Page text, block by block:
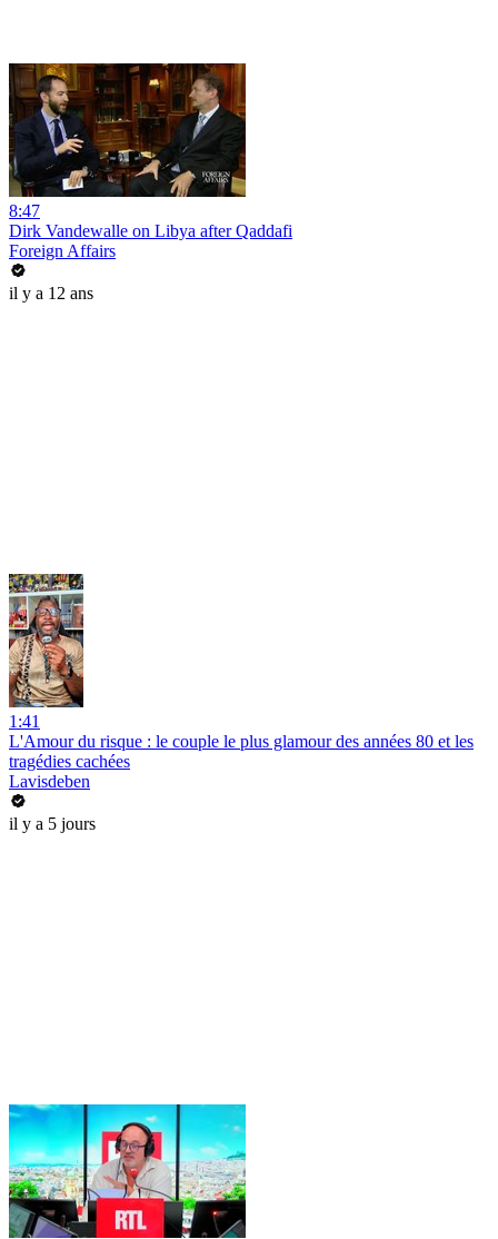
8:47
Dirk Vandewalle on Libya after Qaddafi
Foreign Affairs
il y a 12 ans
1:41
L'Amour du risque : le couple le plus glamour des années 80 et les
tragédies cachées
Lavisdeben
il y a 5 jours